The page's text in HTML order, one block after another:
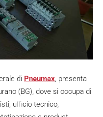
di Pneumax, presenta
(BG), dove si occupa di
ufficio tecnico,